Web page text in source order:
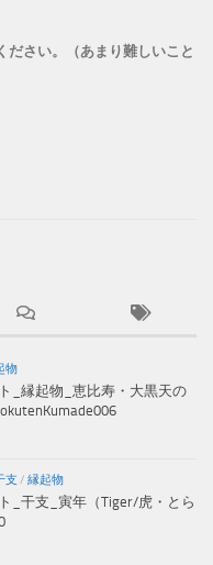
ださい。（あまり難しいこと
物
_縁起物_恵比寿・大黒天の
支 / 縁起物
_干支_寅年（Tiger/虎・とら